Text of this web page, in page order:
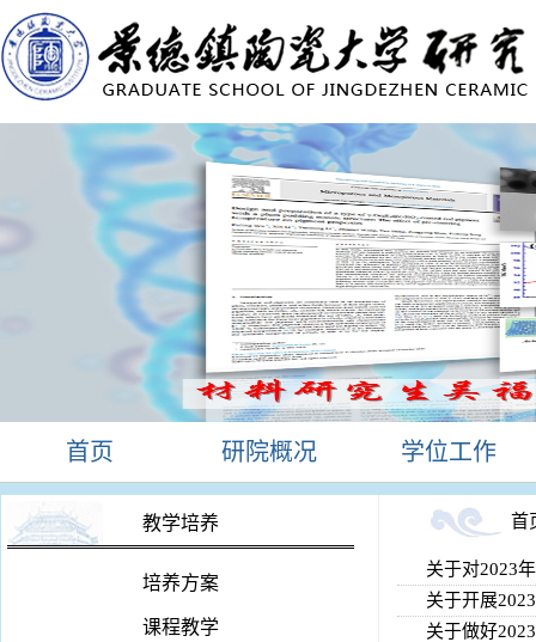
首页 研院概况 学位工作
教学培养
培养方案
课程教学
首
关于对2023
关于开展
关于做好